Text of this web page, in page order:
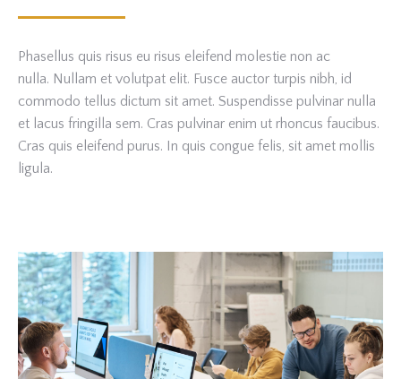
Phasellus quis risus eu risus eleifend molestie non ac
nulla. Nullam et volutpat elit. Fusce auctor turpis nibh, id
commodo tellus dictum sit amet. Suspendisse pulvinar nulla
et lacus fringilla sem. Cras pulvinar enim ut rhoncus faucibus.
Cras quis eleifend purus. In quis congue felis, sit amet mollis
ligula.